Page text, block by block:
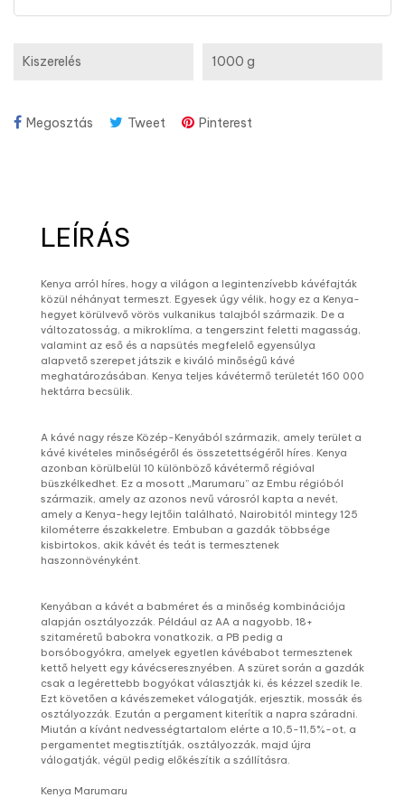
Kiszerelés 1000 g
Megosztás Tweet Pinterest
LEÍRÁS
Kenya arról híres, hogy a világon a legintenzívebb kávéfajták
közül néhányat termeszt. Egyesek úgy vélik, hogy ez a Kenya-
hegyet körülvevő vörös vulkanikus talajból származik. De a
változatosság, a mikroklíma, a tengerszint feletti magasság,
valamint az eső és a napsütés megfelelő egyensúlya
alapvető szerepet játszik e kiváló minőségű kávé
meghatározásában. Kenya teljes kávétermő területét 160 000
hektárra becsülik.
A kávé nagy része Közép-Kenyából származik, amely terület a
kávé kivételes minőségéről és összetettségéről híres. Kenya
azonban körülbelül 10 különböző kávétermő régióval
büszkélkedhet. Ez a mosott „Marumaru” az Embu régióból
származik, amely az azonos nevű városról kapta a nevét,
amely a Kenya-hegy lejtőin található, Nairobitól mintegy 125
kilométerre északkeletre. Embuban a gazdák többsége
kisbirtokos, akik kávét és teát is termesztenek
haszonnövényként.
Kenyában a kávét a babméret és a minőség kombinációja
alapján osztályozzák. Például az AA a nagyobb, 18+
szitaméretű babokra vonatkozik, a PB pedig a
borsóbogyókra, amelyek egyetlen kávébabot termesztenek
kettő helyett egy kávécseresznyében. A szüret során a gazdák
csak a legérettebb bogyókat választják ki, és kézzel szedik le.
Ezt követően a kávészemeket válogatják, erjesztik, mossák és
osztályozzák. Ezután a pergament kiterítik a napra száradni.
Miután a kívánt nedvességtartalom elérte a 10,5-11,5%-ot, a
pergamentet megtisztítják, osztályozzák, majd újra
válogatják, végül pedig előkészítik a szállításra.
Kenya Marumaru